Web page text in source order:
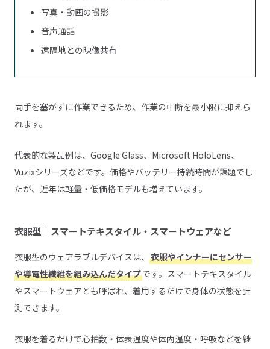
写真・動画の撮影
音声通話
遠隔地との映像共有
両手を塞がずに作業できるため、作業の中断を最小限に抑えら
れます。
代表的な製品例は、Google Glass、Microsoft HoloLens、
Vuzixシリーズなどです。価格やバッテリー持続時間が課題でし
たが、近年は軽量・低価格モデルも増えています。
衣服型｜スマートテキスタイル・スマートウェアなど
衣服型のウェアラブルデバイスは、 衣服やインナーにセンサー
や導電性繊維を組み込んだタイプです。スマートテキスタイル
やスマートウェアとも呼ばれ、着用するだけで身体の状態を計
測できます。
衣服を着るだけで心拍数・体表温度や体内温度・呼吸などを継